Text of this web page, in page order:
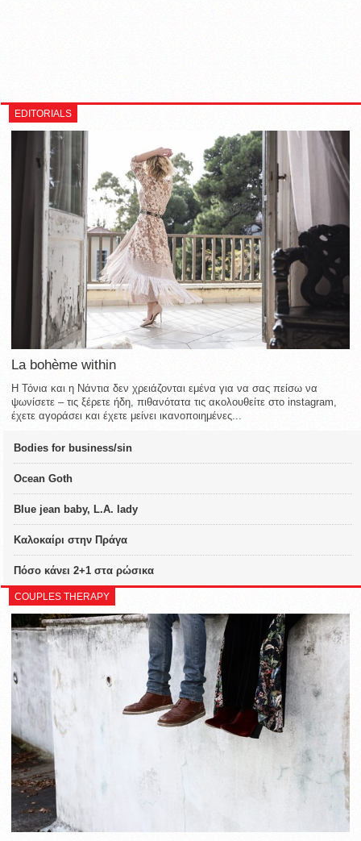
EDITORIALS
La bohème within
Η Τόνια και η Νάντια δεν χρειάζονται εμένα για να σας πείσω να
ψωνίσετε – τις ξέρετε ήδη, πιθανότατα τις ακολουθείτε στο instagram,
έχετε αγοράσει και έχετε μείνει ικανοποιημένες...
Bodies for business/sin
Ocean Goth
Blue jean baby, L.A. lady
Καλοκαίρι στην Πράγα
Πόσο κάνει 2+1 στα ρώσικα
COUPLES THERAPY